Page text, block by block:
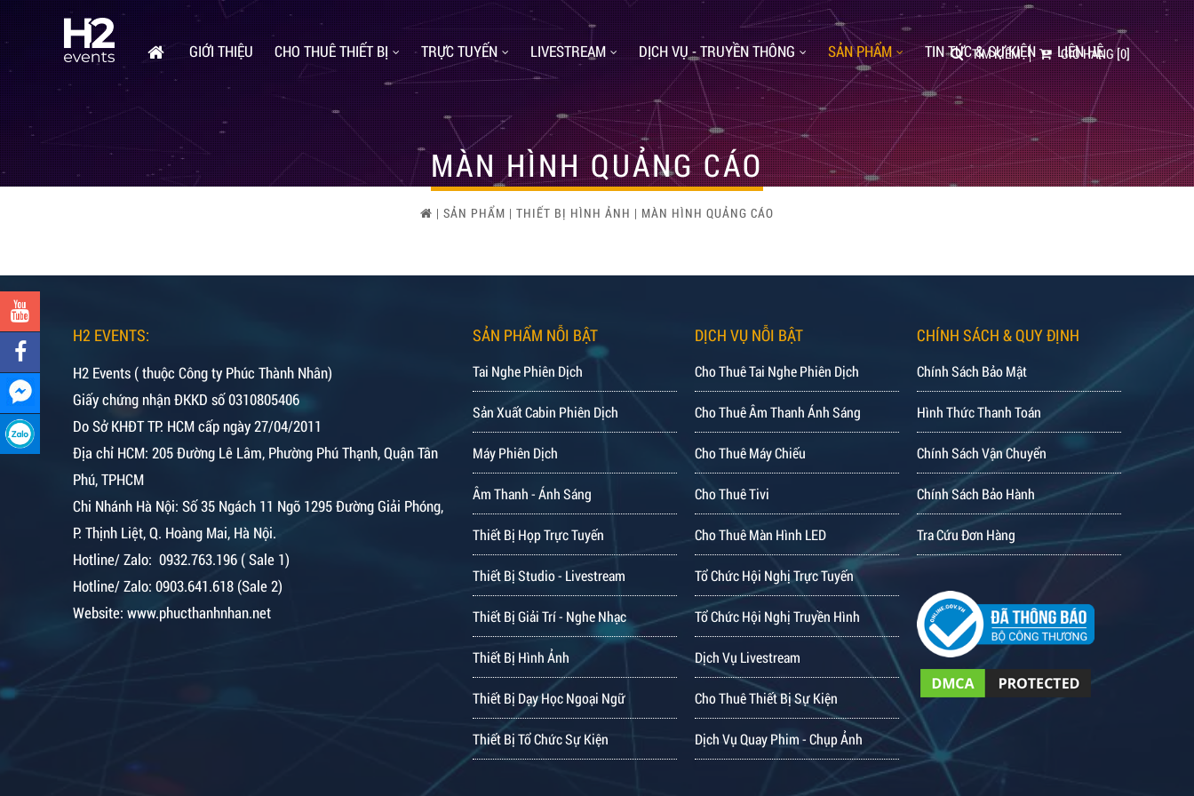
GIỚI THIỆU CHO THUÊ THIẾT BỊ TRỰC TUYẾN LIVESTREAM DỊCH VỤ - TRUYỀN THÔNG SẢN PHẨM TIN TỨC & SỰ KIỆN LIÊN HỆ
GIỎ HÀNG[0]
TÌM KIẾM
MÀN HÌNH QUẢNG CÁO
| SẢN PHẨM | THIẾT BỊ HÌNH ẢNH | MÀN HÌNH QUẢNG CÁO
H2 EVENTS:
H2 Events ( thuộc Công ty Phúc Thành Nhân)
Giấy chứng nhận ĐKKD số 0310805406
Do Sở KHĐT TP. HCM cấp ngày 27/04/2011
Địa chỉ HCM: 205 Đường Lê Lâm, Phường Phú Thạnh, Quận Tân
Phú, TPHCM
Chi Nhánh Hà Nội: Số 35 Ngách 11 Ngõ 1295 Đường Giải Phóng,
P. Thịnh Liệt, Q. Hoàng Mai, Hà Nội.
Hotline/ Zalo: 0932.763.196 ( Sale 1)
Hotline/ Zalo: 0903.641.618 (Sale 2)
Website: www.phucthanhnhan.net
SẢN PHẨM NỖI BẬT
Tai Nghe Phiên Dịch
Sản Xuất Cabin Phiên Dịch
Máy Phiên Dịch
Âm Thanh - Ánh Sáng
Thiết Bị Họp Trực Tuyến
Thiết Bị Studio - Livestream
Thiết Bị Giải Trí - Nghe Nhạc
Thiết Bị Hình Ảnh
Thiết Bị Dạy Học Ngoại Ngữ
Thiết Bị Tổ Chức Sự Kiện
DỊCH VỤ NỖI BẬT
Cho Thuê Tai Nghe Phiên Dịch
Cho Thuê Âm Thanh Ánh Sáng
Cho Thuê Máy Chiếu
Cho Thuê Tivi
Cho Thuê Màn Hình LED
Tổ Chức Hội Nghị Trực Tuyến
Tổ Chức Hội Nghị Truyền Hình
Dịch Vụ Livestream
Cho Thuê Thiết Bị Sự Kiện
Dịch Vụ Quay Phim - Chụp Ảnh
CHÍNH SÁCH & QUY ĐỊNH
Chính Sách Bảo Mật
Hình Thức Thanh Toán
Chính Sách Vận Chuyển
Chính Sách Bảo Hành
Tra Cứu Đơn Hàng